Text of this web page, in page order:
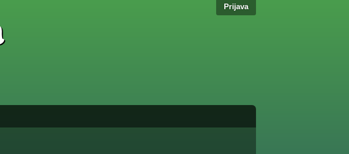
Prijava